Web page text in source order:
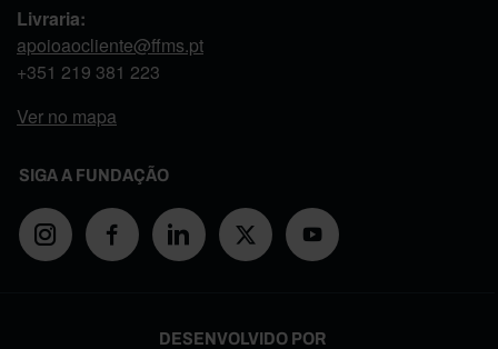
Livraria:
apoioaocliente@ffms.pt
+351 219 381 223
Ver no mapa
SIGA A FUNDAÇÃO
DESENVOLVIDO POR